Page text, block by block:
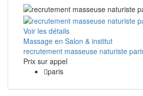
Voir les détails
Massage en Salon & institut
recrutement masseuse naturiste
Prix ​​sur appel
paris